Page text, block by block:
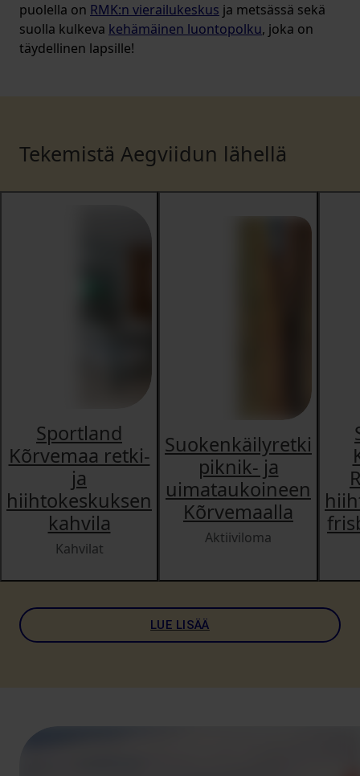
puolella on RMK:n vierailukeskus ja metsässä sekä
suolla kulkeva kehämäinen luontopolku, joka on
täydellinen lapsille!
Tekemistä Aegviidun lähellä
Sportland
Kõrvemaa retki-
ja
hiihtokeskuksen
kahvila
Kahvilat
Suokenkäilyretki
piknik- ja
uimataukoineen
Kõrvemaalla
Aktiiviloma
LUE LISÄÄ